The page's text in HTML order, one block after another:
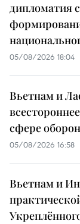
дипломатия
05/08/2026 18:04
Вьетнам и
сфере
05/08/2026 16:58
Вьетнам и